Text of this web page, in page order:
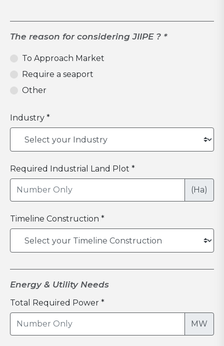
The reason for considering JIIPE ? *
To Approach Market
Require a seaport
Other
Industry *
Required Industrial Land Plot *
(Ha)
Timeline Construction *
Energy & Utility Needs
Total Required Power *
MW